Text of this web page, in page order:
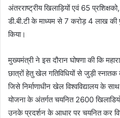
अंतरराष्ट्रीय खिलाड़ियों एवं 65
डी.बी.टी के माध्यम से 7 करोड़ 4 लाख की
किया।
मुख्यमंत्री ने इस दौरान घोषणा की कि
छात्रों हेतु खेल गतिविधियों से जुड़ी स्नातक
जिसे निर्माणाधीन खेल विश्वविद्यालय के
योजना के अंतर्गत चयनित 2600
उनके प्रदर्शन के आधार पर चयनित कर